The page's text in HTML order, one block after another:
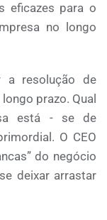
eficazes para o
no longo
a resolução de
prazo. Qual
está - se de
O CEO
do negócio
deixar arrastar